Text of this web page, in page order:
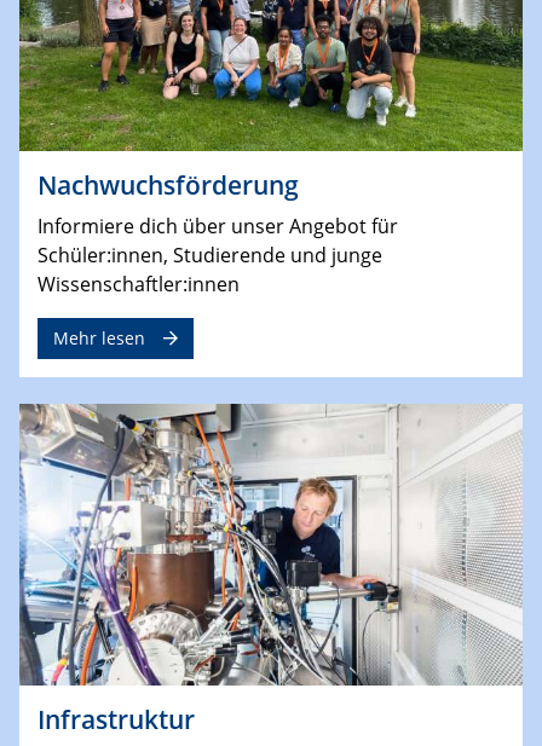
Nachwuchsförderung
Informiere dich über unser Angebot für
Schüler:innen, Studierende und junge
Wissenschaftler:innen
Mehr lesen
Infrastruktur